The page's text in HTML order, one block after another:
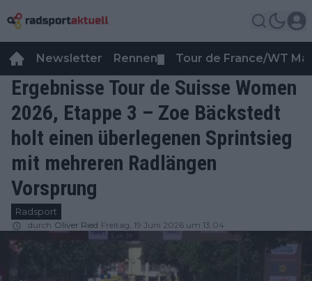
Newsletter Rennen Tour de France/WT
Ergebnisse Tour de Suisse Women
2026, Etappe 3 – Zoe Bäckstedt
holt einen überlegenen Sprintsieg
mit mehreren Radlängen
Vorsprung
Radsport
durch Oliver Ried Freitag, 19 Juni 2026 um 13:04